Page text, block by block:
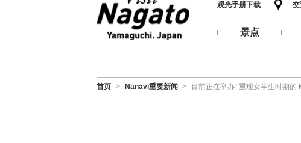
观光手册下载
景点
首页 > Nanavi重要新闻 > 目前正在举办 “重现女学生时期的